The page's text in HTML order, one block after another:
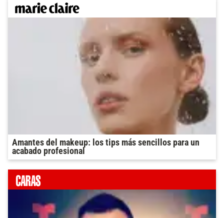
Amantes del makeup: los tips más sencillos para un
acabado profesional